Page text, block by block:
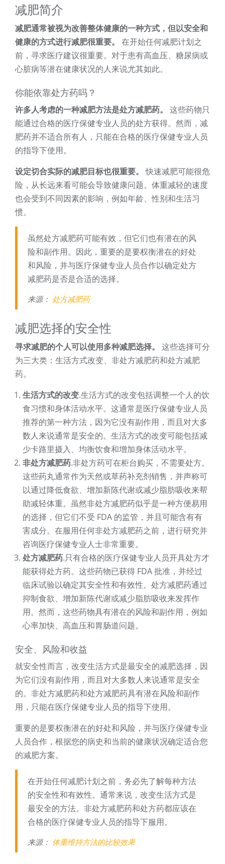
减肥简介
减肥通常被视为改善整体健康的一种方式，但以安全和
健康的方式进行减肥很重要。
在开始任何减肥计划之
前，寻求医疗建议很重要。对于患有高血压、糖尿病或
心脏病等潜在健康状况的人来说尤其如此。
你能依靠处方药吗？
许多人考虑的一种减肥方法是处方减肥药。
这些药物只
能通过合格的医疗保健专业人员的处方获得。然而，减
肥药并不适合所有人，只能在合格的医疗保健专业人员
的指导下使用。
设定切合实际的减肥目标也很重要。 快速减肥可能很危
险，从长远来看可能会导致健康问题。体重减轻的速度
也会受到不同因素的影响，例如年龄、性别和生活习
惯。
虽然处方减肥药可能有效，但它们也有潜在的风
险和副作用。因此，重要的是要权衡潜在的好处
和风险，并与医疗保健专业人员合作以确定处方
减肥药是否是合适的选择。
来源： 处方减肥药
减肥选择的安全性
寻求减肥的个人可以使用多种减肥选择。
这些选择可分
为三大类：生活方式改变、非处方减肥药和处方减肥
药。
生活方式的改变.生活方式的改变包括调整一个人的饮
食习惯和身体活动水平。这通常是医疗保健专业人员
推荐的第一种方法，因为它没有副作用，而且对大多
数人来说通常是安全的。生活方式的改变可能包括减
少卡路里摄入、均衡饮食和增加身体活动水平。
非处方减肥药.非处方药可在柜台购买，不需要处方。
这些药丸通常作为天然或草药补充剂销售，并声称可
以通过降低食欲、增加新陈代谢或减少脂肪吸收来帮
助减轻体重。虽然非处方减肥药似乎是一种方便易用
的选择，但它们不受 FDA 的监管，并且可能含有有
害成分。在服用任何非处方减肥药之前，进行研究并
咨询医疗保健专业人士非常重要。
处方减肥药.只有合格的医疗保健专业人员开具处方才
能获得处方药。这些药物已获得 FDA 批准，并经过
临床试验以确定其安全性和有效性。处方减肥药通过
抑制食欲、增加新陈代谢或减少脂肪吸收来发挥作
用。然而，这些药物具有潜在的风险和副作用，例如
心率加快、高血压和胃肠道问题。
安全、风险和收益
就安全性而言，改变生活方式是最安全的减肥选择，因
为它们没有副作用，而且对大多数人来说通常是安全
的。非处方减肥药和处方减肥药具有潜在风险和副作
用，只能在医疗保健专业人员的指导下使用。
重要的是要权衡潜在的好处和风险，并与医疗保健专业
人员合作，根据您的病史和当前的健康状况确定适合您
的减肥方案。
在开始任何减肥计划之前，务必先了解每种方法
的安全性和有效性。通常来说，改变生活方式是
最安全的方法。非处方减肥药和处方药都应该在
合格的医疗保健专业人员的指导下服用。
来源： 体重维持方法的比较效果